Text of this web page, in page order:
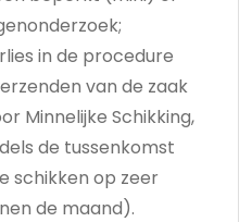
in de procedure
van de zaak
Minnelijke Schikking,
de tussenkomst
schikken op zeer
de maand).